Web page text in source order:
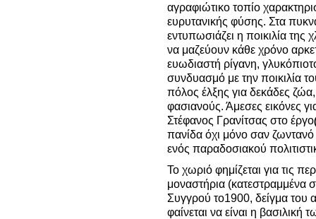
αγραφιώτικο τοπίο
ευρυτανικής φύσης. Στα
εντυπωσιάζει η ποικιλία της
να μαζεύουν κάθε χρόνο
ευωδιαστή ρίγανη,
συνδυασμό με την ποικιλία
πόλος έλξης για δεκάδες
φασιανούς. Άμεσες εικόνες
Στέφανος Γρανίτσας στο έργο
πανίδα όχι μόνο σαν ζωντανό
ενός παραδοσιακού
Το χωριό φημίζεται για τις
μοναστήρια (κατεστραμμένα
Συγγρού το1900, δείγμα του
φαίνεται να είναι η βασιλική